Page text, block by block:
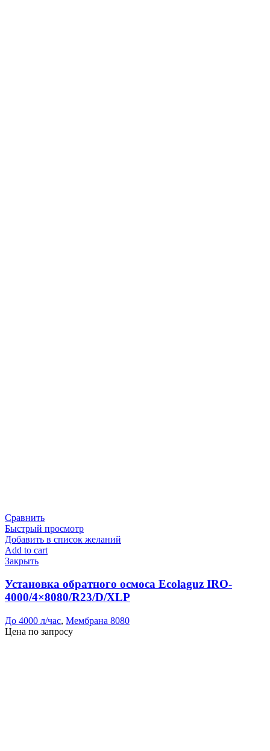
Сравнить
Быстрый просмотр
Добавить в список желаний
Add to cart
Закрыть
Установка обратного осмоса Ecolaguz IRO-
4000/4×8080/R23/D/XLP
До 4000 л/час, Мембрана 8080
Цена по запросу